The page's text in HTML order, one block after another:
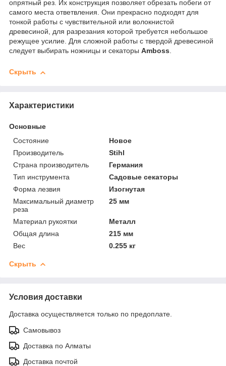
опрятный рез. Их конструкция позволяет обрезать побеги от
самого места ответвления. Они прекрасно подходят для
тонкой работы с чувствительной или волокнистой
древесиной, для разрезания которой требуется небольшое
режущее усилие. Для сложной работы с твердой древесиной
следует выбирать ножницы и секаторы Amboss.
Скрыть
Характеристики
Основные
Состояние
Новое
Производитель
Stihl
Страна производитель
Германия
Тип инструмента
Садовые секаторы
Форма лезвия
Изогнутая
Максимальный диаметр
реза
25 мм
Материал рукоятки
Металл
Общая длина
215 мм
Вес
0.255 кг
Скрыть
Условия доставки
Доставка осуществляется только по предоплате.
Самовывоз
Доставка по Алматы
Доставка почтой